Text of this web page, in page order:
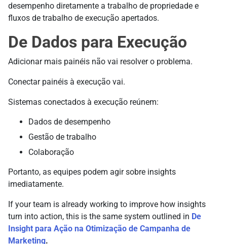
desempenho diretamente a trabalho de propriedade e
fluxos de trabalho de execução apertados.
De Dados para Execução
Adicionar mais painéis não vai resolver o problema.
Conectar painéis à execução vai.
Sistemas conectados à execução reúnem:
Dados de desempenho
Gestão de trabalho
Colaboração
Portanto, as equipes podem agir sobre insights
imediatamente.
If your team is already working to improve how insights
turn into action, this is the same system outlined in De
Insight para Ação na Otimização de Campanha de
Marketing.